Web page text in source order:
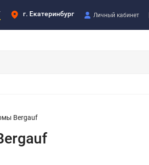
г. Екатеринбург Личный кабинет
Bergauf